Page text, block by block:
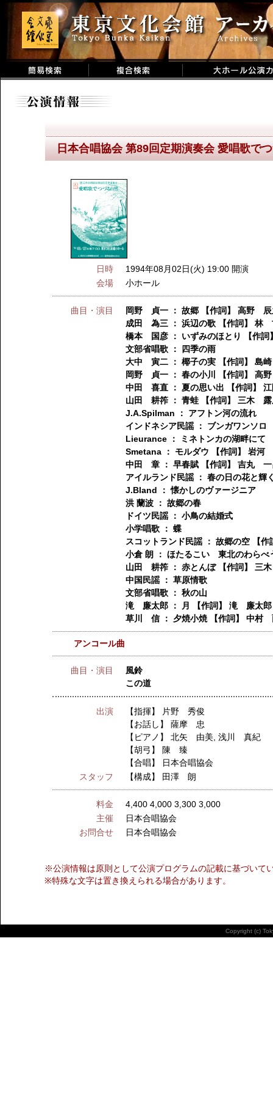
日本合唱協会 第89回定期演奏会 愛唱歌で
日時
1994年08月02日(火) 19:00 開演
会場
小ホール
曲目・演目
岡野 貞一 ： 故郷 【作詞】 高野 辰
成田 為三 ： 浜辺の歌 【作詞】 林
橋本 国彦 ： いずみのほとり 【作
文部省唱歌 ： 四季の雨
大中 寅二 ： 椰子の実 【作詞】 島
岡野 貞一 ： 春の小川 【作詞】 高
中田 喜直 ： 夏の思い出 【作詞】
山田 耕筰 ： 青蛙 【作詞】 三木 露
J.A.Spilman ： アフトン河の流れ
インドネシア民謡 ： ブンガワンソロ
Lieurance ： ミネトンカの湖畔にて
Smetana ： モルダウ 【作詞】 岩河
中田 章 ： 早春賦 【作詞】 吉丸 一
アイルランド民謡 ： 春の日の花と輝
J.Bland ： 懐かしのヴァージニア
洪 蘭波 ： 故郷の春
ドイツ民謡 ： 小鳥の結婚式
小学唱歌 ： 蝶
スコットランド民謡 ： 故郷の空 【
小倉 朗 ： ほたるこい 東北のわらべ
山田 耕筰 ： 赤とんぼ 【作詞】 三
中国民謡 ： 草原情歌
文部省唱歌 ： 秋の山
滝 廉太郎 ： 月 【作詞】 滝 廉太郎
草川 信 ： 夕焼小焼 【作詞】 中村
アンコール曲
曲目・演目
風鈴
この道
出演 【指揮】
片野 秀俊
【お話し】薩摩 忠
【ピアノ】北矢 由美 ,浅川 真紀
【胡弓】 陳 臻
【合唱】
日本合唱協会
スタッフ
【構成】 田澤 朗
料金
4,400 4,000 3,300 3,000
主催
日本合唱協会
お問合せ
日本合唱協会
※公演情報は原則として公演プログラムの記載に基づいて
※特殊な文字は置き換えられる場合があります。
Copyright (c)